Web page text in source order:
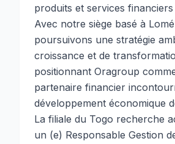
produits et services
Avec notre siège basé à
poursuivons une stratégie
croissance et de
positionnant Oragroup
partenaire financier
développement économique
La filiale du Togo recherche
un (e) Responsable Gestion